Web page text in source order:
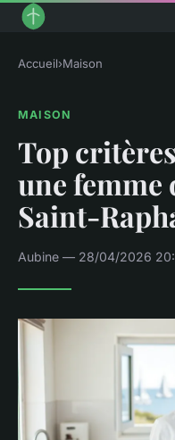
Accueil›Maison
MAISON
Top
une femme
Saint-
Aubine — 28/04/2026